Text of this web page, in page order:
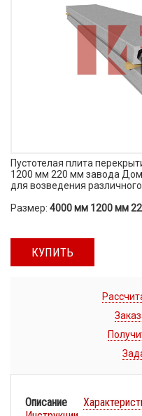
Пустотелая плита
1200 мм 220 мм завода
для возведения
Размер: 4000 мм 1200 мм
КУПИТЬ
Описание